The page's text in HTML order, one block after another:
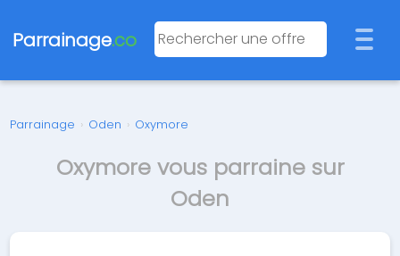
Parrainage.co
Parrainage › Oden › Oxymore
Oxymore vous parraine sur
Oden